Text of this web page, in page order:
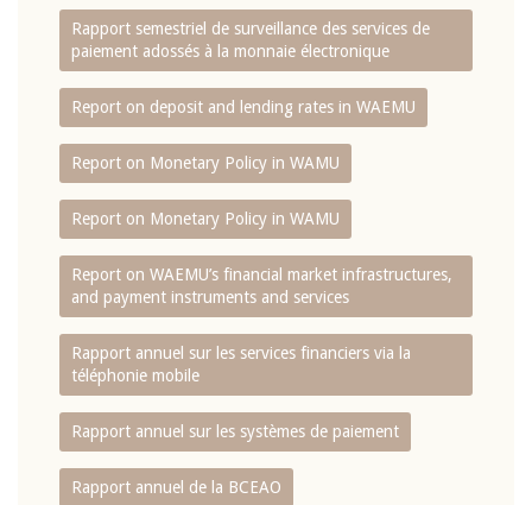
Rapport semestriel de surveillance des services de
paiement adossés à la monnaie électronique
Report on deposit and lending rates in WAEMU
Report on Monetary Policy in WAMU
Report on Monetary Policy in WAMU
Report on WAEMU’s financial market infrastructures,
and payment instruments and services
Rapport annuel sur les services financiers via la
téléphonie mobile
Rapport annuel sur les systèmes de paiement
Rapport annuel de la BCEAO